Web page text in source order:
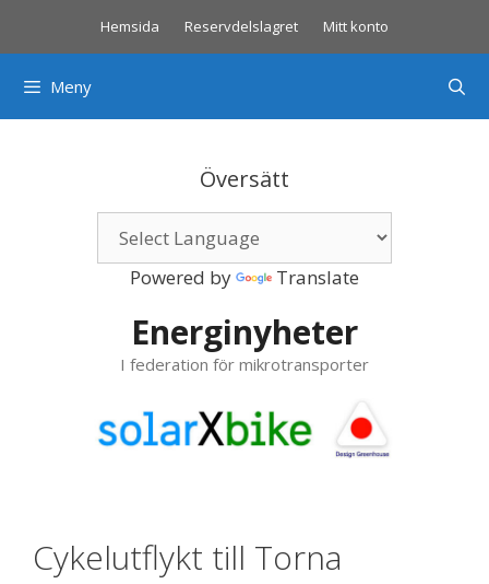
Hemsida Reservdelslagret Mitt konto
Meny
Översätt
Powered by Translate
Energinyheter
I federation för mikrotransporter
Cykelutflykt till Torna